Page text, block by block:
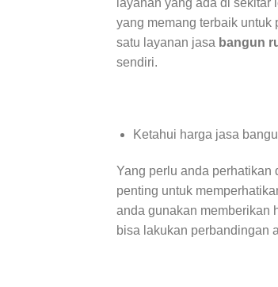
yang memang terbaik
satu layanan jasa bangun
sendiri.
Ketahui harga jasa
Yang perlu anda perhatikan
penting untuk
anda gunakan memberikan
bisa lakukan perbandingan